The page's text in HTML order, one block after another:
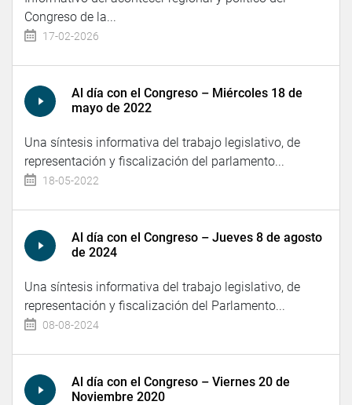
Congreso de la...
17-02-2026
Al día con el Congreso – Miércoles 18 de
mayo de 2022
Una síntesis informativa del trabajo legislativo, de
representación y fiscalización del parlamento...
18-05-2022
Al día con el Congreso – Jueves 8 de agosto
de 2024
Una síntesis informativa del trabajo legislativo, de
representación y fiscalización del Parlamento...
08-08-2024
Al día con el Congreso – Viernes 20 de
Noviembre 2020